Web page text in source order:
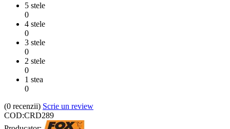
5 stele
0
4 stele
0
3 stele
0
2 stele
0
1 stea
0
(0 recenzii) Scrie un review
COD:CRD289